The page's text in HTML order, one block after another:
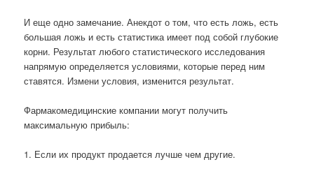
И еще одно замечание. Анекдот о том, что есть ложь, есть
большая ложь и есть статистика имеет под собой глубокие
корни. Результат любого статистического исследования
напрямую определяется условиями, которые перед ним
ставятся. Измени условия, изменится результат.
Фармакомедицинские компании могут получить
максимальную прибыль:
1. Если их продукт продается лучше чем другие.